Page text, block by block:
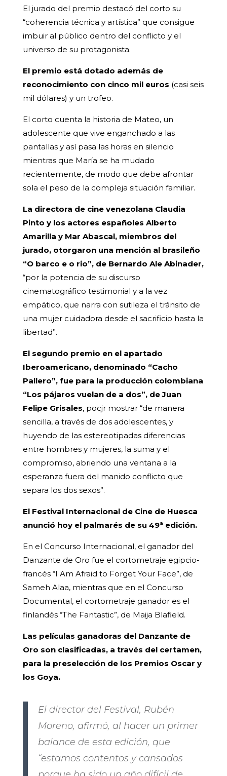
El jurado del premio destacó del corto su
“coherencia técnica y artística” que consigue
imbuir al público dentro del conflicto y el
universo de su protagonista.
El premio está dotado además de
reconocimiento con cinco mil euros (casi seis
mil dólares) y un trofeo.
El corto cuenta la historia de Mateo, un
adolescente que vive enganchado a las
pantallas y así pasa las horas en silencio
mientras que María se ha mudado
recientemente, de modo que debe afrontar
sola el peso de la compleja situación familiar.
La directora de cine venezolana Claudia
Pinto y los actores españoles Alberto
Amarilla y Mar Abascal, miembros del
jurado, otorgaron una mención al brasileño
“O barco e o rio”, de Bernardo Ale Abinader,
“por la potencia de su discurso
cinematográfico testimonial y a la vez
empático, que narra con sutileza el tránsito de
una mujer cuidadora desde el sacrificio hasta la
libertad”.
El segundo premio en el apartado
Iberoamericano, denominado “Cacho
Pallero”, fue para la producción colombiana
“Los pájaros vuelan de a dos”, de Juan
Felipe Grisales, pocjr mostrar “de manera
sencilla, a través de dos adolescentes, y
huyendo de las estereotipadas diferencias
entre hombres y mujeres, la suma y el
compromiso, abriendo una ventana a la
esperanza fuera del manido conflicto que
separa los dos sexos”.
El Festival Internacional de Cine de Huesca
anunció hoy el palmarés de su 49ª edición.
En el Concurso Internacional, el ganador del
Danzante de Oro fue el cortometraje egipcio-
francés “I Am Afraid to Forget Your Face”, de
Sameh Alaa, mientras que en el Concurso
Documental, el cortometraje ganador es el
finlandés “The Fantastic”, de Maija Blafield.
Las películas ganadoras del Danzante de
Oro son clasificadas, a través del certamen,
para la preselección de los Premios Oscar y
los Goya.
El director del Festival, Rubén
Moreno, afirmó, al hacer un primer
balance de esta edición, que
“estamos contentos y cansados